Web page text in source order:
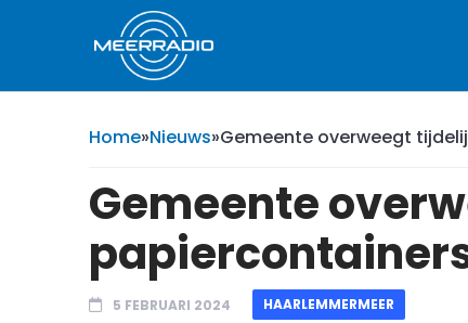
Home»Nieuws»Gemeente overweegt
Gemeente
5 FEBRUARI 2024 HAARLEMMERMEER